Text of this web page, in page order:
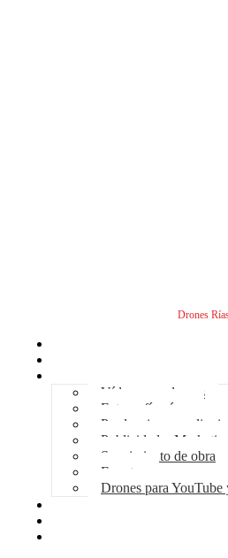
Drones
Vídeos con drones
Fotografía aérea
Producciones
Publicidad –
Seguimiento de obra
Eventos
Drones para YouTube